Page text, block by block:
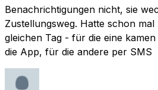
Benachrichtigungen nicht, sie
Zustellungsweg. Hatte schon
gleichen Tag - für die eine
die App, für die andere per SMS